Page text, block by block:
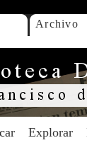
Archivo
Explorar